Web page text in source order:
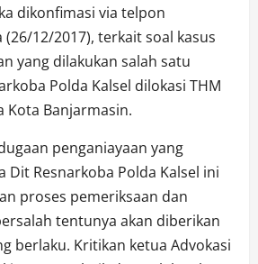
dikonfimasi via telpon
(26/12/2017), terkait soal kasus
yang dilakukan salah satu
Polda Kalsel dilokasi THM
Kota Banjarmasin.
penganiayaan yang
Dit Resnarkoba Polda Kalsel ini
proses pemeriksaan dan
tentunya akan diberikan
berlaku. Kritikan ketua Advokasi